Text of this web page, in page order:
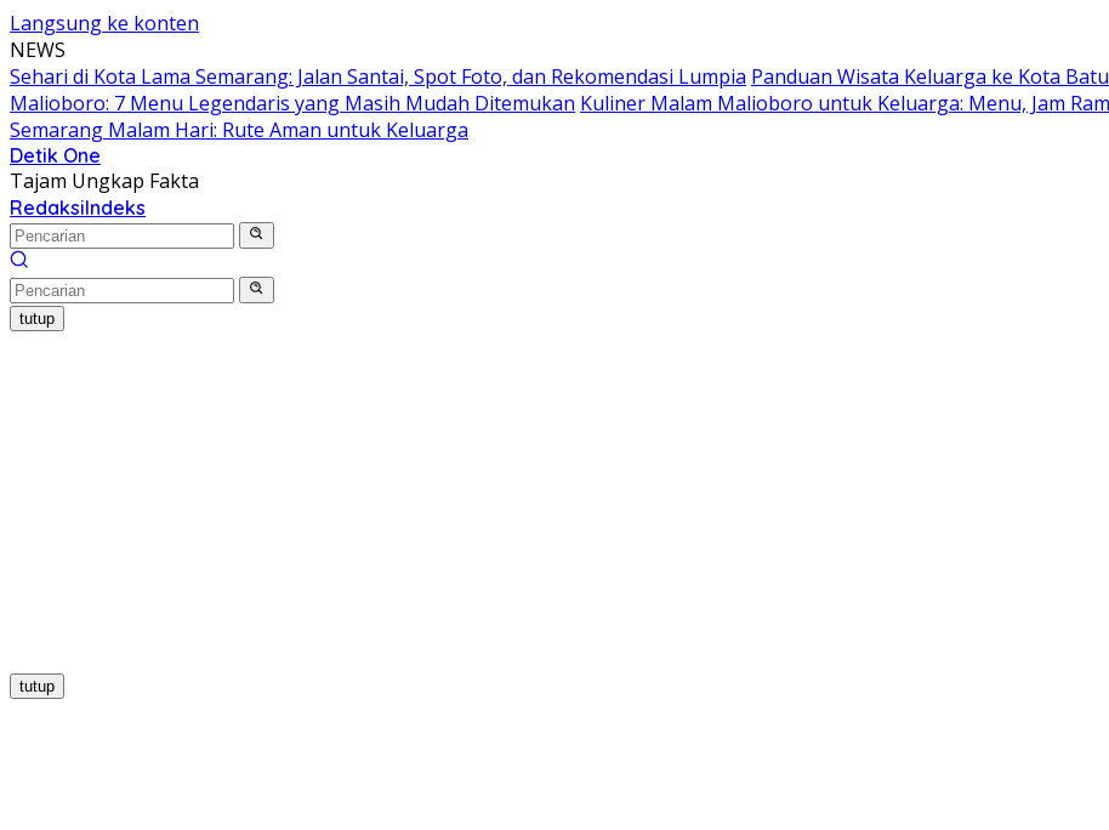
Langsung ke konten
NEWS
Sehari di Kota Lama Semarang: Jalan Santai, Spot Foto, dan Rekomendasi Lumpia Panduan Wisata Keluarga ke Kota
Malioboro: 7 Menu Legendaris yang Masih Mudah Ditemukan Kuliner Malam Malioboro untuk Keluarga: Menu, Jam
Semarang Malam Hari: Rute Aman untuk Keluarga
Detik One
Tajam Ungkap Fakta
RedaksiIndeks
tutup
tutup